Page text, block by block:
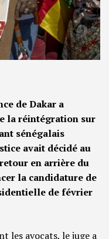
de Dakar a
la réintégration sur
sénégalais
avait décidé au
en arrière du
la candidature de
de février
les avocats, le juge a